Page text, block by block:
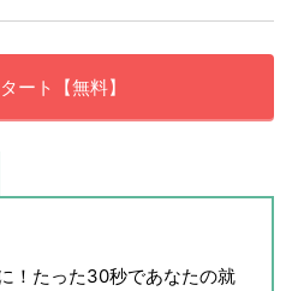
ート【無料】
！たった30秒であなたの就